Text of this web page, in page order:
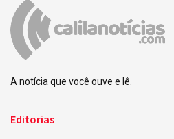
A notícia que você ouve e lê.
Editorias